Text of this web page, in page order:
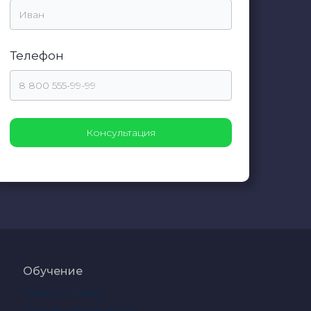
Телефон
Обучение
Акции и скидки